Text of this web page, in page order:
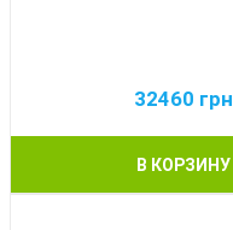
32460 грн
В КОРЗИНУ